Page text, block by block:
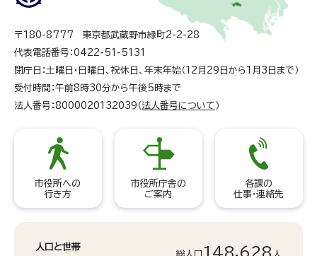
〒180-8777 東京都武蔵野市緑町2-2-28
代表電話番号：0422-51-5131
閉庁日：土曜日・日曜日、祝休日、年末年始（12月29日から1月3日まで）
受付時間：午前8時30分から午後5時まで
法人番号：8000020132039（ 法人番号について ）
市役所への
行き方
市役所庁舎の
ご案内
各課の
仕事・連絡先
人口と世帯 148,628